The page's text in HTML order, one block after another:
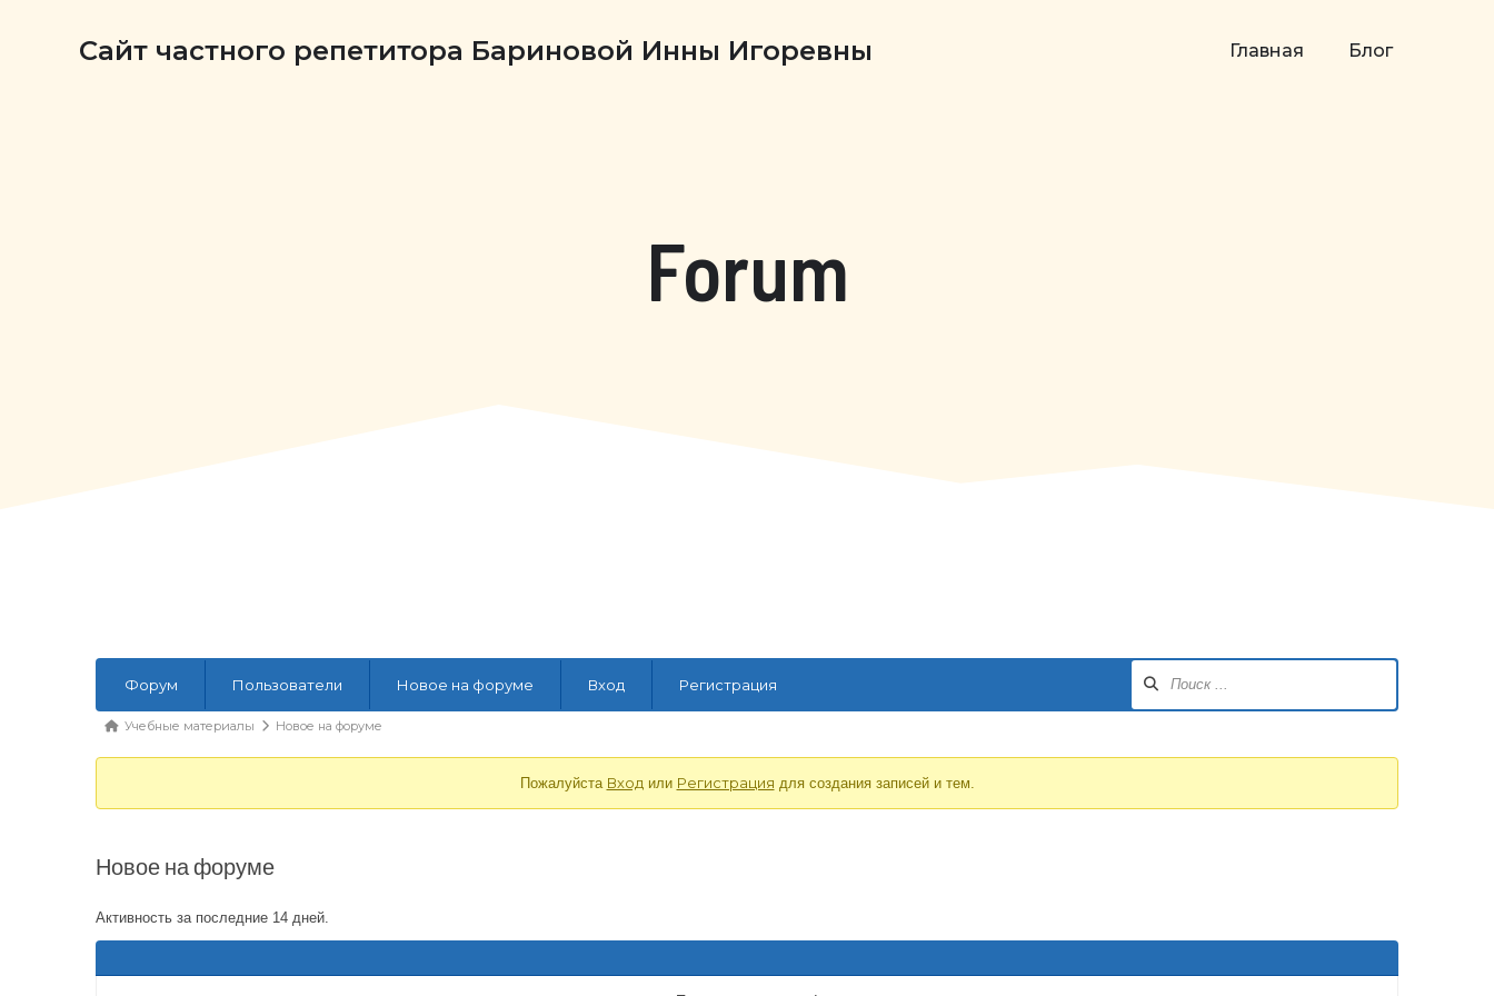
Сайт частного репетитора Бариновой Инны Игоревны Главная Блог
Forum
Форума
Форум Пользователи Новое на форуме Вход Регистрация
Форум
Вы
Учебные материалы Новое на форуме
Пожалуйста Входили Регистрация для создания записей и тем.
Новое на форуме
Активность за последние 14 дней.